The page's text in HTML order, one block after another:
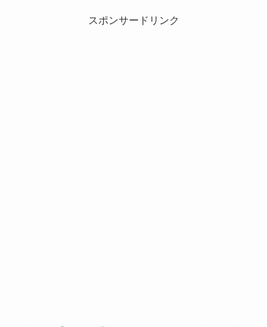
スポンサードリンク